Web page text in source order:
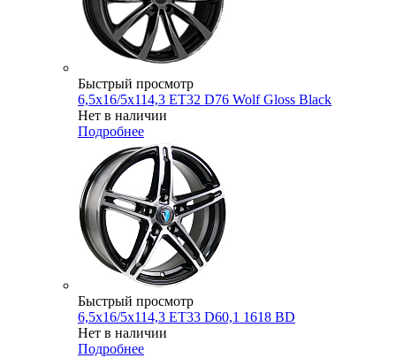
Быстрый просмотр
6,5x16/5x114,3 ET32 D76 Wolf Gloss Black
Нет в наличии
Подробнее
Быстрый просмотр
6,5x16/5x114,3 ET33 D60,1 1618 BD
Нет в наличии
Подробнее